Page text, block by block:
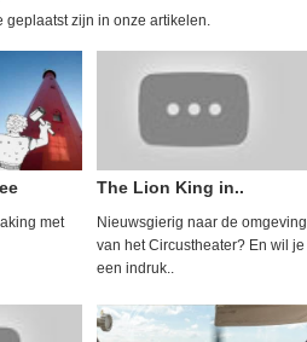
geplaatst zijn in onze artikelen.
met
The Lion King in..
Nieuwsgierig naar de omgeving
van het Circustheater? En wil je
een indruk..